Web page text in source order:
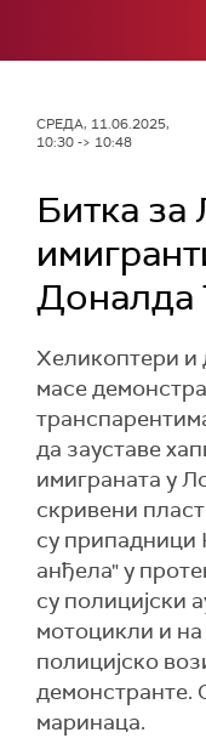
СРЕДА, 11.06.2025,
10:30 -> 10:48
Битка
Доналда
Хеликоптери и
масе
да зауставе
имиграната у
скривени
су припадници
анђела" у
су полицијски
мотоцикли и
полицијско
демонстранте.
маринаца.